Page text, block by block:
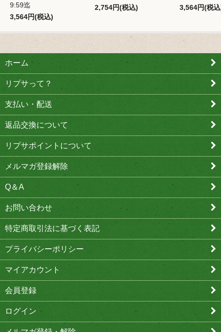
9:59迄
3,564円(税込)
2,754円(税込)
3,564円(税
ホーム
リプサって？
支払い・配送
返品交換について
リプサポイントについて
メルマガ登録解除
Q＆A
お問い合わせ
特定商取引法に基づく表記
プライバシーポリシー
マイアカウント
会員登録
ログイン